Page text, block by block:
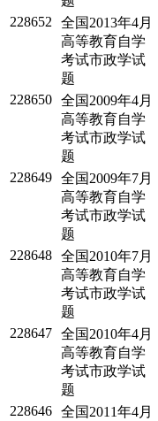
228652
全国2013年4月
高等教育自学
考试市政学试
题
228650 全国2009年4月
高等教育自学
考试市政学试
题
228649 全国2009年7月
高等教育自学
考试市政学试
题
228648 全国2010年7月
高等教育自学
考试市政学试
题
228647 全国2010年4月
高等教育自学
考试市政学试
题
228646 全国2011年4月